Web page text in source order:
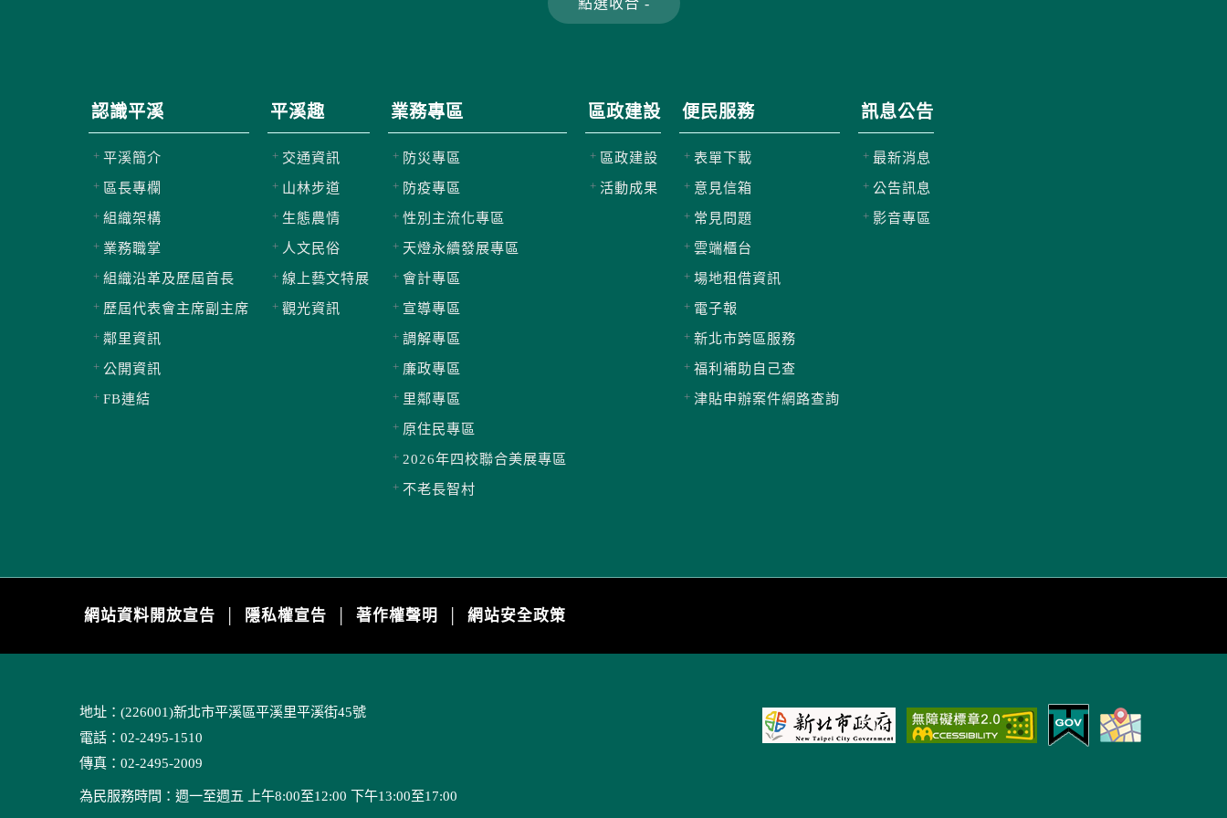
認識平溪
平溪簡介
區長專欄
組織架構
業務職掌
組織沿革及歷屆首長
歷屆代表會主席副主席
鄰里資訊
公開資訊
FB連結
平溪趣
交通資訊
山林步道
生態農情
人文民俗
線上藝文特展
觀光資訊
業務專區
防災專區
防疫專區
性別主流化專區
天燈永續發展專區
會計專區
宣導專區
調解專區
廉政專區
里鄰專區
原住民專區
2026年四校聯合美展專區
不老長智村
區政建設
區政建設
活動成果
便民服務
表單下載
意見信箱
常見問題
雲端櫃台
場地租借資訊
電子報
新北市跨區服務
福利補助自己查
津貼申辦案件網路查詢
訊息公告
最新消息
公告訊息
影音專區
網站資料開放宣告 隱私權宣告 著作權聲明 網站安全政策
地址：(226001)新北市平溪區平溪里平溪街45號
電話：02-2495-1510
傳真：02-2495-2009
為民服務時間：週一至週五 上午8:00至12:00 下午13:00至17:00